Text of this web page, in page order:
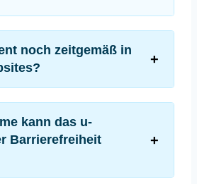
noch zeitgemäß in
kann das u-
Barrierefreiheit